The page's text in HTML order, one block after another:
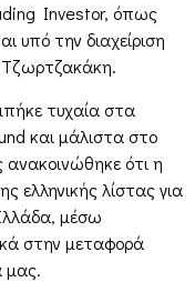
Investor, όπως
υπό την διαχείριση
Τζωρτζακάκη.
τυχαία στα
και μάλιστα στο
ανακοινώθηκε ότι η
ελληνικής λίστας για
μέσω
στην μεταφορά
μας.